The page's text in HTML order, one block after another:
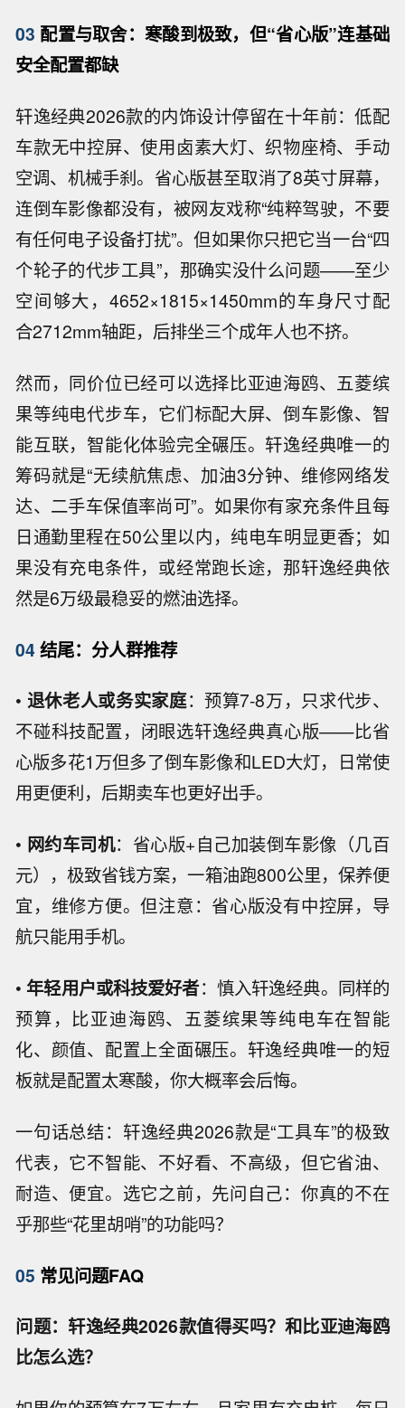
03 配置与取舍：寒酸到极致，但“省心版”连基础
安全配置都缺
轩逸经典2026款的内饰设计停留在十年前：低配
车款无中控屏、使用卤素大灯、织物座椅、手动
空调、机械手刹。省心版甚至取消了8英寸屏幕，
连倒车影像都没有，被网友戏称“纯粹驾驶，不要
有任何电子设备打扰”。但如果你只把它当一台“四
个轮子的代步工具”，那确实没什么问题——至少
空间够大，4652×1815×1450mm的车身尺寸配
合2712mm轴距，后排坐三个成年人也不挤。
然而，同价位已经可以选择比亚迪海鸥、五菱缤
果等纯电代步车，它们标配大屏、倒车影像、智
能互联，智能化体验完全碾压。轩逸经典唯一的
筹码就是“无续航焦虑、加油3分钟、维修网络发
达、二手车保值率尚可”。如果你有家充条件且每
日通勤里程在50公里以内，纯电车明显更香；如
果没有充电条件，或经常跑长途，那轩逸经典依
然是6万级最稳妥的燃油选择。
04 结尾：分人群推荐
• 退休老人或务实家庭：预算7-8万，只求代步、
不碰科技配置，闭眼选轩逸经典真心版——比省
心版多花1万但多了倒车影像和LED大灯，日常使
用更便利，后期卖车也更好出手。
• 网约车司机：省心版+自己加装倒车影像（几百
元），极致省钱方案，一箱油跑800公里，保养便
宜，维修方便。但注意：省心版没有中控屏，导
航只能用手机。
• 年轻用户或科技爱好者：慎入轩逸经典。同样的
预算，比亚迪海鸥、五菱缤果等纯电车在智能
化、颜值、配置上全面碾压。轩逸经典唯一的短
板就是配置太寒酸，你大概率会后悔。
一句话总结：轩逸经典2026款是“工具车”的极致
代表，它不智能、不好看、不高级，但它省油、
耐造、便宜。选它之前，先问自己：你真的不在
乎那些“花里胡哨”的功能吗？
05 常见问题FAQ
问题：轩逸经典2026款值得买吗？和比亚迪海鸥
比怎么选？